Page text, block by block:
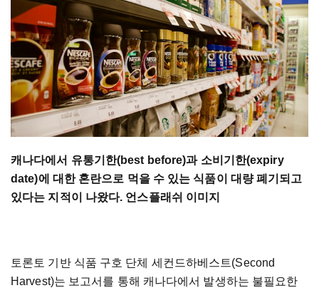
캐나다에서 유통기한(best before)과 소비기한(expiry
date)에 대한 혼란으로 먹을 수 있는 식품이 대량 폐기되고
있다는 지적이 나왔다. 언스플래쉬 이미지
토론토 기반 식품 구호 단체 세컨드하베스트(Second
Harvest)는 보고서를 통해 캐나다에서 발생하는 불필요한